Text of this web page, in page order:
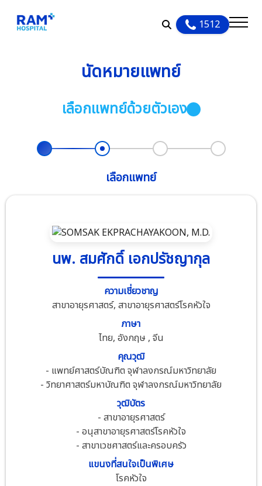
1512
เกี่ยวกับเรา
ตารางแพทย์
ค้นหาแพทย์
นัดหมายแพทย์
ศูนย์และแผนกทั้งหมด
ศูนย์หัวใจ
ศูนย์โรคสมองและระบบ
ศูนย์รักษาแผลเบาหวาน
ศูนย์ผ่าตัดส่องกล้อง หู
คอ จมูก
พร้อมด้วยทีมแพทย์
ศูนย์เฉพาะทาง
แผนก
ห้องพักผู้ป่วยใน
บริการอื่นๆ
เสียงจากผู้รับบริการ
วารสาร
รายการ TV
บทความสุขภาพ
ตรวจสุขภาพลูกค้าองค์กร
วิสัยทัศน์และพันธกิจ
รางวัลและการรับรอง
กิจกรรมเพื่อสังคม
บุคคล
ติดต่อเรา
ศูนย์หัวใจ
ตรวจสุขภาพ
นัดหมายแพทย์
เลือกแพทย์ด้วยตัวเอง
เลือกแพทย์
นพ. สมศักดิ์ เอกปรัชญากุล
ความเชี่ยวชาญ
สาขาอายุรศาสตร์, สาขาอายุรศาสตร์โรคหัวใจ
ภาษา
ไทย, อังกฤษ , จีน
คุณวุฒิ
- แพทย์ศาสตร์บัณฑิต จุฬาลงกรณ์มหาวิทยาลัย
- วิทยาศาสตร์มหาบัณฑิต จุฬาลงกรณ์มหาวิทยาลัย
วุฒิบัตร
- สาขาอายุรศาสตร์
- อนุสาขาอายุรศาสตร์โรคหัวใจ
- สาขาเวชศาสตร์และครอบครัว
แขนงที่สนใจเป็นพิเศษ
โรคหัวใจ